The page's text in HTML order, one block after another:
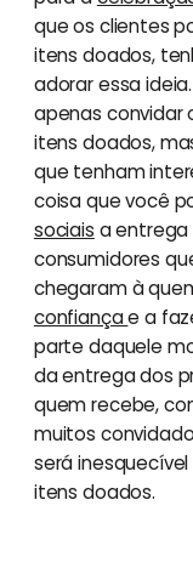
que os clientes
itens doados,
adorar essa
apenas convidar
itens doados,
que tenham
coisa que você
sociais a entrega
consumidores
chegaram à
confiançae a
parte daquele
da entrega dos
quem recebe,
muitos
será
itens doados.